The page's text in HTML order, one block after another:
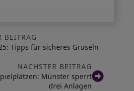
BEITRAG
Tipps für sicheres Gruseln
NÄCHSTER BEITRAG
Münster sperrt
drei Anlagen